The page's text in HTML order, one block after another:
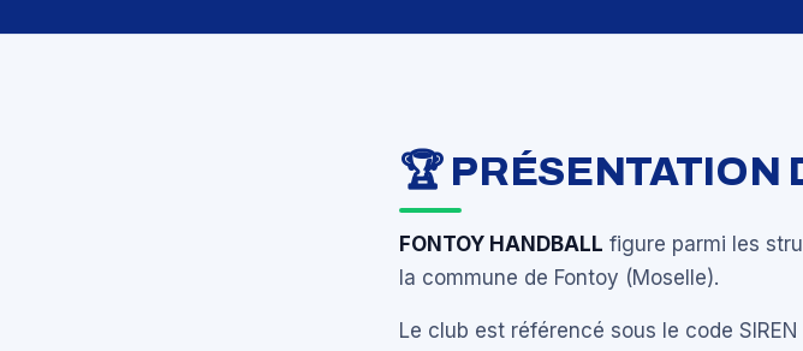
🏆 PRÉSENTATION
FONTOY HANDBALL figure parmi les
la commune de Fontoy (Moselle).
Le club est référencé sous le code SIREN